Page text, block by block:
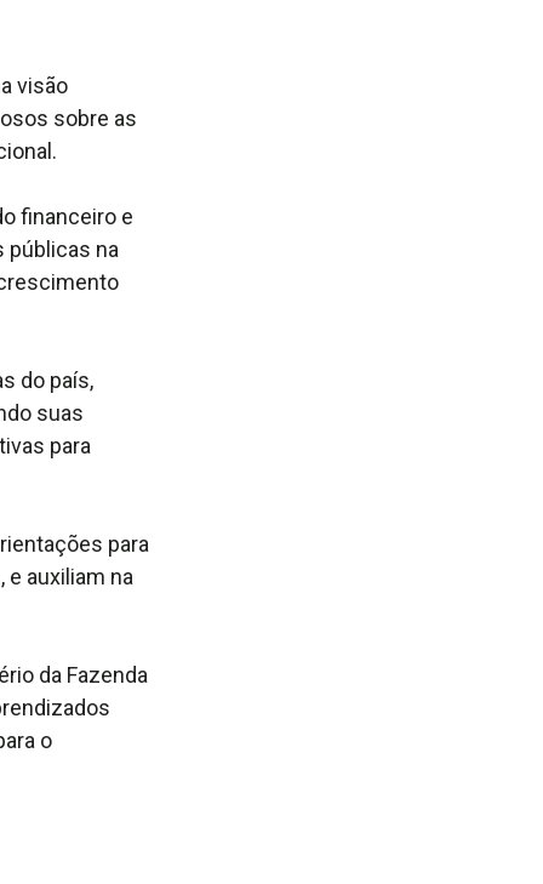
visão
sobre as
financeiro e
públicas na
do país,
suas
para
para
auxiliam na
da Fazenda
o